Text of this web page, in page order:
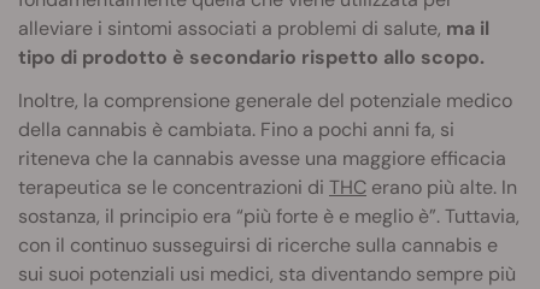
alleviare i sintomi associati a problemi di salute, ma il
tipo di prodotto è secondario rispetto allo scopo.
Inoltre, la comprensione generale del potenziale medico
della cannabis è cambiata. Fino a pochi anni fa, si
riteneva che la cannabis avesse una maggiore efficacia
terapeutica se le concentrazioni di THC erano più alte. In
sostanza, il principio era “più forte è e meglio è”. Tuttavia,
con il continuo susseguirsi di ricerche sulla cannabis e
sui suoi potenziali usi medici, sta diventando sempre più